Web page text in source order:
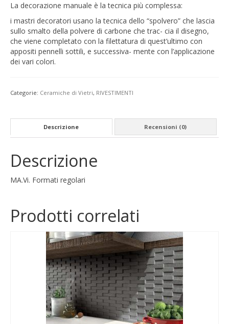
La decorazione manuale è la tecnica più complessa:
i mastri decoratori usano la tecnica dello “spolvero” che lascia
sullo smalto della polvere di carbone che trac- cia il disegno,
che viene completato con la filettatura di quest’ultimo con
appositi pennelli sottili, e successiva- mente con l’applicazione
dei vari colori.
Categorie: Ceramiche di Vietri, RIVESTIMENTI
Descrizione Recensioni (0)
Descrizione
MA.Vi. Formati regolari
Prodotti correlati